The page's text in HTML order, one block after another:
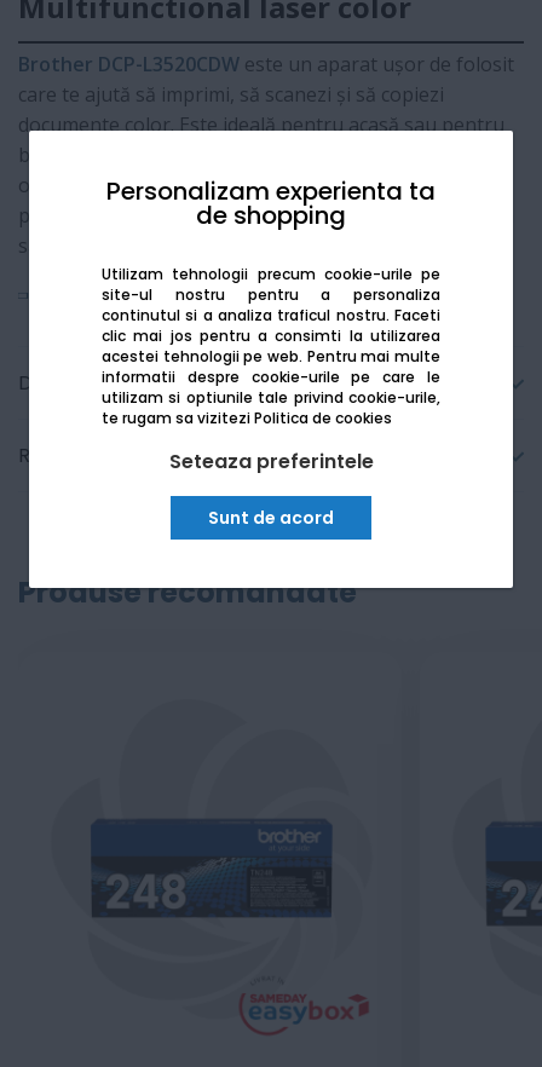
Personalizam experienta ta
de shopping
Utilizam tehnologii precum cookie-urile pe
site-ul nostru pentru a personaliza
continutul si a analiza traficul nostru. Faceti
clic mai jos pentru a consimti la utilizarea
acestei tehnologii pe web. Pentru mai multe
informatii despre cookie-urile pe care le
utilizam si optiunile tale privind cookie-urile,
te rugam sa viziteziPolitica de cookies
Seteaza preferintele
Sunt de acord
Brother DCP-L3520CDW este un aparat ușor de folosit
care te ajută să imprimi, să scanezi și să copiezi
documente color. Este ideală pentru acasă sau pentru
birouri mici, deoarece lucrează foarte liniștit și nu
ocupă mult spațiu. Se conectează rapid prin Wi-Fi, deci
poți trimite documente la imprimat direct de pe telefon
sau tabletă, fără cabluri încurcate.
Vezi mai mult
Detalii tehnice
Recenzii
Produse recomandate